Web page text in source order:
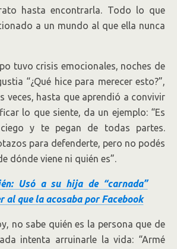
hasta encontrarla. Todo lo que
a un mundo al que ella nunca
tuvo crisis emocionales, noches de
“¿Qué hice para merecer esto?”,
veces, hasta que aprendió a convivir
lo que siente, da un ejemplo: “Es
y te pegan de todas partes.
para defenderte, pero no podés
dónde viene ni quién es”.
Usó a su hija de “carnada”
al que la acosaba por Facebook
no sabe quién es la persona que de
intenta arruinarle la vida: “Armé